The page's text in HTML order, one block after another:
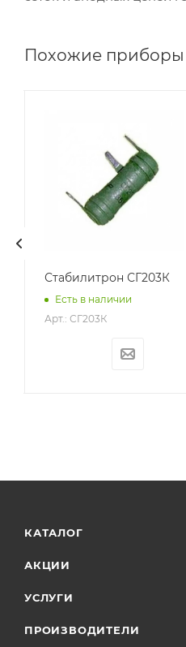
Похожие приборы
Стабилитрон СГ203К
Есть в наличии
Арт.: СГ203К
КАТАЛОГ
АКЦИИ
УСЛУГИ
ПРОИЗВОДИТЕЛИ